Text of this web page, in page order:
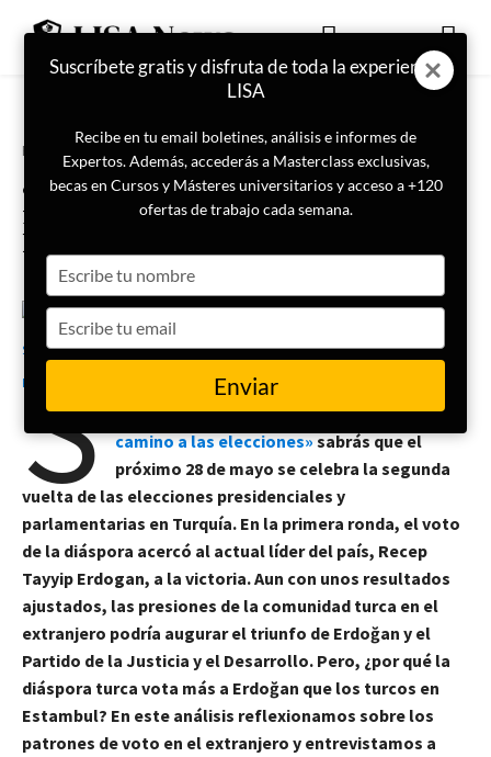
Portada
¿Por qué la diáspora turca vota
más a Erdoğan que los turcos en
Estambul?
Marta Soriano Palacios
S
i escuchaste el primer episodio del pódcast
Código LISA«La geopolítica de Turquía:
camino a las elecciones»sabrás queel
próximo 28 de mayo se celebra la segunda
vuelta de las elecciones presidenciales y
parlamentarias en Turquía. En la primera ronda, el voto
de la diáspora acercó al actual líder del país, Recep
Tayyip Erdogan, a la victoria. Aun con unos resultados
ajustados, las presiones de la comunidad turca en el
extranjero podría augurar el triunfo de Erdoğan y el
Partido de la Justicia y el Desarrollo. Pero, ¿por qué la
diáspora turca vota más a Erdoğan que los turcos en
Estambul? En este análisis reflexionamos sobre los
patrones de voto en el extranjero y entrevistamos a
Suscríbete gratis y disfruta de toda la experiencia
LISA
Recibe en tu email boletines, análisis e informes de
Expertos. Además, accederás a Masterclass exclusivas,
becas en Cursos y Másteres universitarios y acceso a +120
ofertas de trabajo cada semana.
your
name
your
email
Enviar